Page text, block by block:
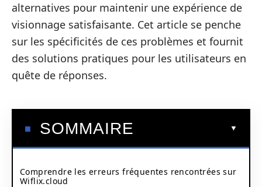
alternatives pour maintenir une expérience de
visionnage satisfaisante. Cet article se penche
sur les spécificités de ces problèmes et fournit
des solutions pratiques pour les utilisateurs en
quête de réponses.
SOMMAIRE
Comprendre les erreurs fréquentes rencontrées sur
Wiflix.cloud